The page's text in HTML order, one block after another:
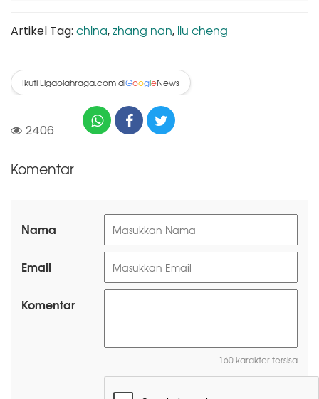
Artikel Tag: china,zhang nan, liu cheng
Ikuti Ligaolahraga.com diGoogleNews
2406
Komentar
Nama
Email
Komentar
160 karakter tersisa